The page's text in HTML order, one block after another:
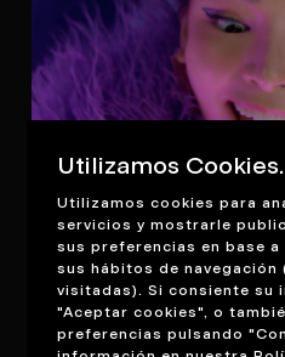
Pepsi Mirinda
View Project
Utilizamos Cookies.
Utilizamos cookies para
servicios y mostrarle
sus preferencias en base
sus hábitos de navegación
visitadas). Si consiente su
"Aceptar cookies", o
preferencias pulsando